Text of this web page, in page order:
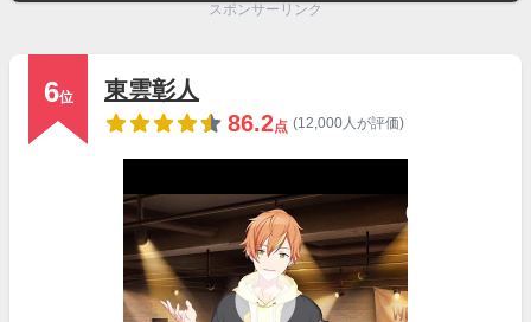
スポンサーリンク
6位
東雲彰人
86.2点 (12,000人が評価)